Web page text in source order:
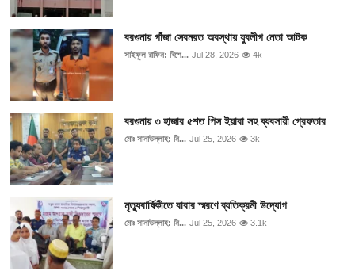
ময়মনসিংহ বিভাগ
চট্টগ্রাম বিভাগ
বরিশাল বিভাগ
রাজশাহী বিভাগ
খুলনা বিভাগ
সিলেট বিভাগ
রংপুর বিভাগ
বরগুনায় গাঁজা সেবনরত অবস্থায় যুবলীগ নেতা আটক
সাইফুল রাফিন: বিশে... Jul 28, 2026 4k
বরগুনায় ৩ হাজার ৫শত পিস ইয়াবা সহ ব্যবসায়ী গ্রেফতার
মোঃ সানাউল্লাহ: নি... Jul 25, 2026 3k
মৃত্যুবার্ষিকীতে বাবার স্মরণে ব্যতিক্রমী উদ্যোগ
মোঃ সানাউল্লাহ: নি... Jul 25, 2026 3.1k